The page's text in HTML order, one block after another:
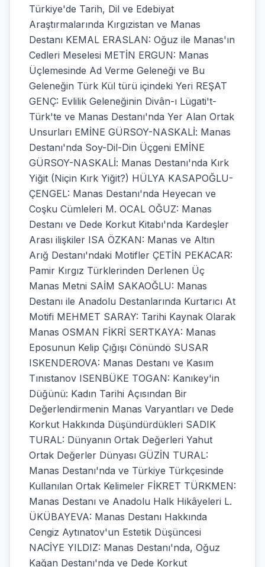
Türkiye'de Tarih, Dil ve Edebiyat
Araştırmalarında Kırgızistan ve Manas
Destanı KEMAL ERASLAN: Oğuz ile Manas'ın
Cedleri Meselesi METİN ERGUN: Manas
Üçlemesinde Ad Verme Geleneği ve Bu
Geleneğin Türk Kül türü içindeki Yeri REŞAT
GENÇ: Evlilik Geleneğinin Divân-ı Lügati't-
Türk'te ve Manas Destanı'nda Yer Alan Ortak
Unsurları EMİNE GÜRSOY-NASKALİ: Manas
Destanı'nda Soy-Dil-Din Üçgeni EMİNE
GÜRSOY-NASKALİ: Manas Destanı'nda Kırk
Yiğit (Niçin Kırk Yiğit?) HÜLYA KASAPOĞLU-
ÇENGEL: Manas Destanı'nda Heyecan ve
Coşku Cümleleri M. OCAL OĞUZ: Manas
Destanı ve Dede Korkut Kitabı'nda Kardeşler
Arası ilişkiler ISA ÖZKAN: Manas ve Altın
Arığ Destanı'ndaki Motifler ÇETİN PEKACAR:
Pamir Kırgız Türklerinden Derlenen Üç
Manas Metni SAİM SAKAOĞLU: Manas
Destanı ile Anadolu Destanlarında Kurtarıcı At
Motifi MEHMET SARAY: Tarihi Kaynak Olarak
Manas OSMAN FİKRİ SERTKAYA: Manas
Eposunun Kelip Çığışı Cönündö SUSAR
ISKENDEROVA: Manas Destanı ve Kasım
Tınıstanov ISENBÜKE TOGAN: Kanıkey'in
Düğünü: Kadın Tarihi Açısından Bir
Değerlendirmenin Manas Varyantları ve Dede
Korkut Hakkında Düşündürdükleri SADIK
TURAL: Dünyanın Ortak Değerleri Yahut
Ortak Değerler Dünyası GÜZİN TURAL:
Manas Destanı'nda ve Türkiye Türkçesinde
Kullanılan Ortak Kelimeler FİKRET TÜRKMEN:
Manas Destanı ve Anadolu Halk Hikâyeleri L.
ÜKÜBAYEVA: Manas Destanı Hakkında
Cengiz Aytınatov'un Estetik Düşüncesi
NACİYE YILDIZ: Manas Destanı'nda, Oğuz
Kağan Destanı'nda ve Dede Korkut